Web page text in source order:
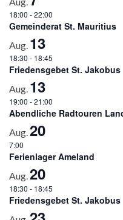
18:00 -22:00
Gemeinderat St. Mauritius
Aug. 13
18:30 - 18:45
Friedensgebet St. Jakobus
Aug. 13
19:00 -21:00
Abendliche Radtouren
Aug.20
7:00
Ferienlager Ameland
Aug.20
18:30 - 18:45
Friedensgebet St. Jakobus